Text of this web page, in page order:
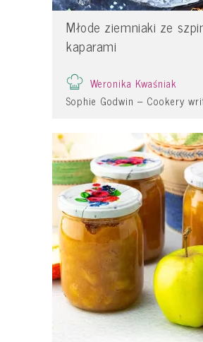
Młode ziemniaki ze
kaparami
Weronika Kwaśniak
Sophie Godwin – Cookery